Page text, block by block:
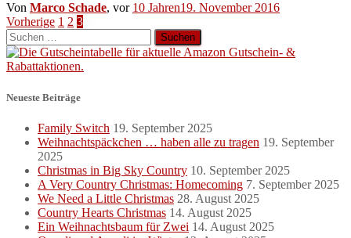
Von Marco Schade, vor 10 Jahren19. November 2016
Seitennummerierung
der
Beiträge
Vorherige 1 2 3
Suchen
nach:
Neueste Beiträge
Family Switch 19. September 2025
Weihnachtspäckchen … haben alle zu tragen 19. September
2025
Christmas in Big Sky Country 10. September 2025
A Very Country Christmas: Homecoming 7. September 2025
We Need a Little Christmas 28. August 2025
Country Hearts Christmas 14. August 2025
Ein Weihnachtsbaum für Zwei 14. August 2025